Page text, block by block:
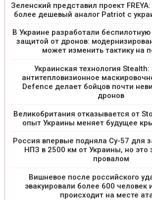
Зеленский представил проект
более дешевый аналог Patriot с
В Украине разработали
защитой от дронов:
может изменить тактику на
Украинская технология Stealth:
антитепловизионное
Defence делает бойцов почти
дронов
Великобритания отказывается от
опыт Украины меняет будущее
Россия впервые подняла Су-57 для
НПЗ в 2500 км от Украины, но это
провалом
Вишневое после российского
эвакуировали более 600 человек
происходит на месте